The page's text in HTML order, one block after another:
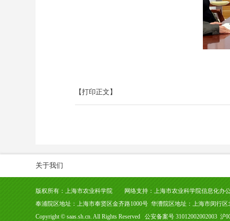
【打印正文】
关于我们
版权所有：上海市农业科学院 网络支持：上海市农业科学院信息化办
奉浦院区地址：上海市奉贤区金齐路1000号 华漕院区地址：上海市闵行区
Copyright © saas.sh.cn. All Rights Reserved 公安备案号 31012002002003 沪